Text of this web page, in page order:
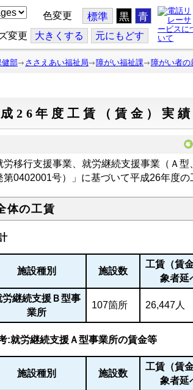
色変更 標準 黒 青
変更 大きくする 元にもどす
健部 ささえあい福祉局 障がい福祉課 障がい者の
26年度工賃（賃金）実績
労移行支援事業、就労継続支援事業（Ａ
第0402001号）」に基づいて平成26年度の
体の工賃
施設種別 施設数
工賃（賃
象者延
労継続支援Ｂ型事
業所
107箇所 26,447人
:就労継続支援Ａ型事業所の賃金等
施設種別 施設数
工賃（賃
象者延